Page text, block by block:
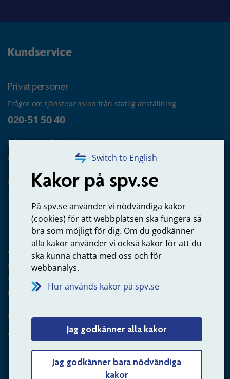
Switch to English
Kakor på spv.se
På spv.se använder vi nödvändiga kakor
(cookies) för att webbplatsen ska fungera så
bra som möjligt för dig. Om du godkänner
alla kakor använder vi också kakor för att du
ska kunna chatta med oss och för
webbanalys.
Hur används kakor på spv.se
Jag godkänner alla kakor
Jag godkänner bara nödvändiga
kakor
Kundservice
Privatpersoner
Frågor om tjänstepension från statlig anställning
020-51 50 40
Frågor om utbetalning
020-65 00 65
Kontakta oss
Arbetsgivare
Frågor om administration av tjänstepension från statlig
anställning
060-18 75 03
Kontakta oss
Arbetsgivare – skicka mejl till oss